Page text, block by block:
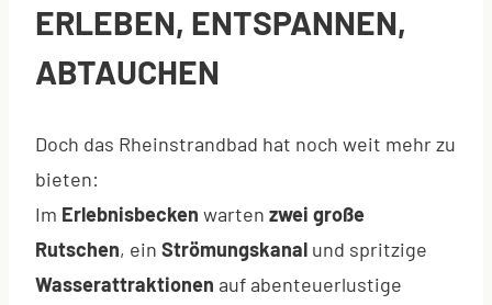
ERLEBEN, ENTSPANNEN,
ABTAUCHEN
Doch das Rheinstrandbad hat noch weit mehr zu
bieten:
Im Erlebnisbecken warten zwei große
Rutschen, ein Strömungskanal und spritzige
Wasserattraktionen auf abenteuerlustige